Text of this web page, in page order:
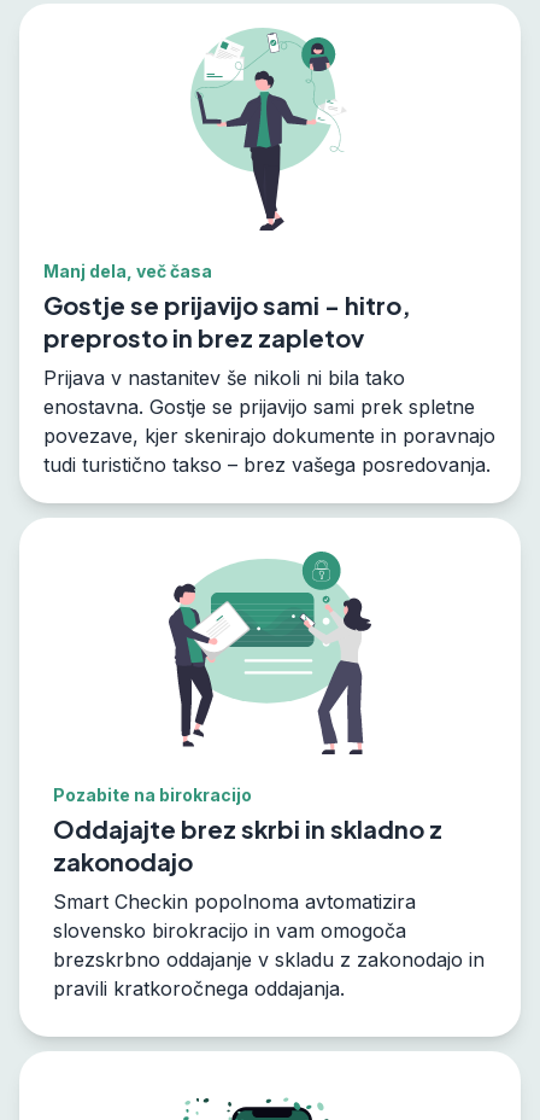
Manj dela, več časa
Gostje se prijavijo sami - hitro,
preprosto in brez zapletov
Prijava v nastanitev še nikoli ni bila tako
enostavna. Gostje se prijavijo sami prek spletne
povezave, kjer skenirajo dokumente in poravnajo
tudi turistično takso – brez vašega posredovanja.
Pozabite na birokracijo
Oddajajte brez skrbi in skladno z
zakonodajo
Smart Checkin popolnoma avtomatizira
slovensko birokracijo in vam omogoča
brezskrbno oddajanje v skladu z zakonodajo in
pravili kratkoročnega oddajanja.